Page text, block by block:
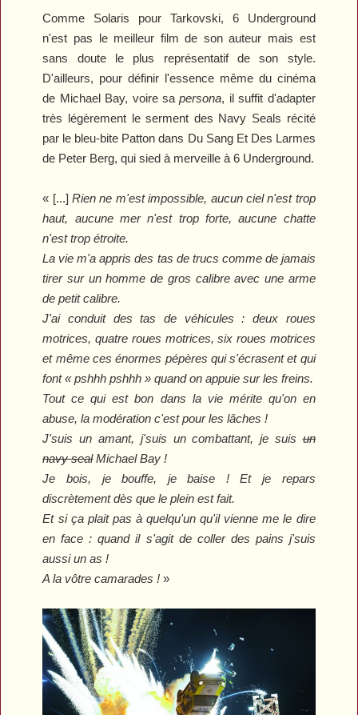
Comme Solaris pour Tarkovski, 6 Underground
n'est pas le meilleur film de son auteur mais est
sans doute le plus représentatif de son style.
D'ailleurs, pour définir l'essence même du cinéma
de Michael Bay, voire sapersona, il suffit d'adapter
très légèrement le serment des Navy Seals récité
par le bleu-bite Patton dans Du Sang Et Des Larmes
de Peter Berg, qui sied à merveille à6 Underground.
« [...]Rien ne m'est impossible, aucun ciel n'est trop
haut, aucune mer n'est trop forte, aucune chatte
n'est trop étroite.
La vie m'a appris des tas de trucs comme de jamais
tirer sur un homme de gros calibre avec une arme
de petit calibre.
J'ai conduit des tas de véhicules : deux roues
motrices, quatre roues motrices, six roues motrices
et même ces énormes pépères qui s'écrasent et qui
font « pshhh pshhh » quand on appuie sur les freins.
Tout ce qui est bon dans la vie mérite qu'on en
abuse, la modération c'est pour les lâches !
J'suis un amant, j'suis un combattant, je suisun
navy sealMichael Bay !
Je bois, je bouffe, je baise ! Et je repars
discrètement dès que le plein est fait.
Et si ça plait pas à quelqu'un qu'il vienne me le dire
en face : quand il s'agit de coller des pains j'suis
aussi un as !
A la vôtre camarades !»